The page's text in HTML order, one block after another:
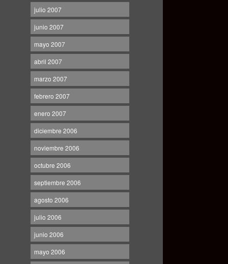
julio 2007
junio 2007
mayo 2007
abril 2007
marzo 2007
febrero 2007
enero 2007
diciembre 2006
noviembre 2006
octubre 2006
septiembre 2006
agosto 2006
julio 2006
junio 2006
mayo 2006